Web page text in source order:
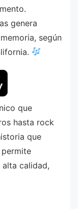
genera
según
que
hasta rock
que
calidad,